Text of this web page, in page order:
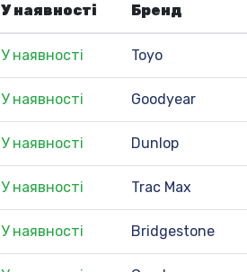
У наявності Бренд
У наявності Toyo
У наявності Goodyear
У наявності Dunlop
У наявності Trac Max
У наявності Bridgestone